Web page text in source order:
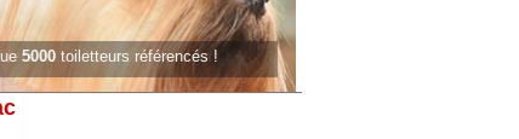
5000toiletteurs référencés !